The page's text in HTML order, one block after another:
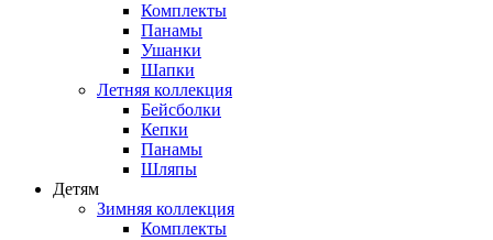
Комплекты
Панамы
Ушанки
Шапки
Летняя коллекция
Бейсболки
Кепки
Панамы
Шляпы
Детям
Зимняя коллекция
Комплекты